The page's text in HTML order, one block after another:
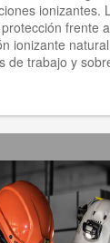
ionizantes.
frente
ionizante
de trabajo y